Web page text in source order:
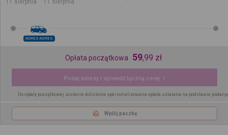
11 sierpnia 11 sierpnia
ADRES-ADRES
Opłata początkowa 59,99 zł
Podaj adresy i sprawdź łączną cenę
Do opłaty początkowej zostanie doliczona spersonalizowana opłata ustalana na podstawie
Wyślij paczkę